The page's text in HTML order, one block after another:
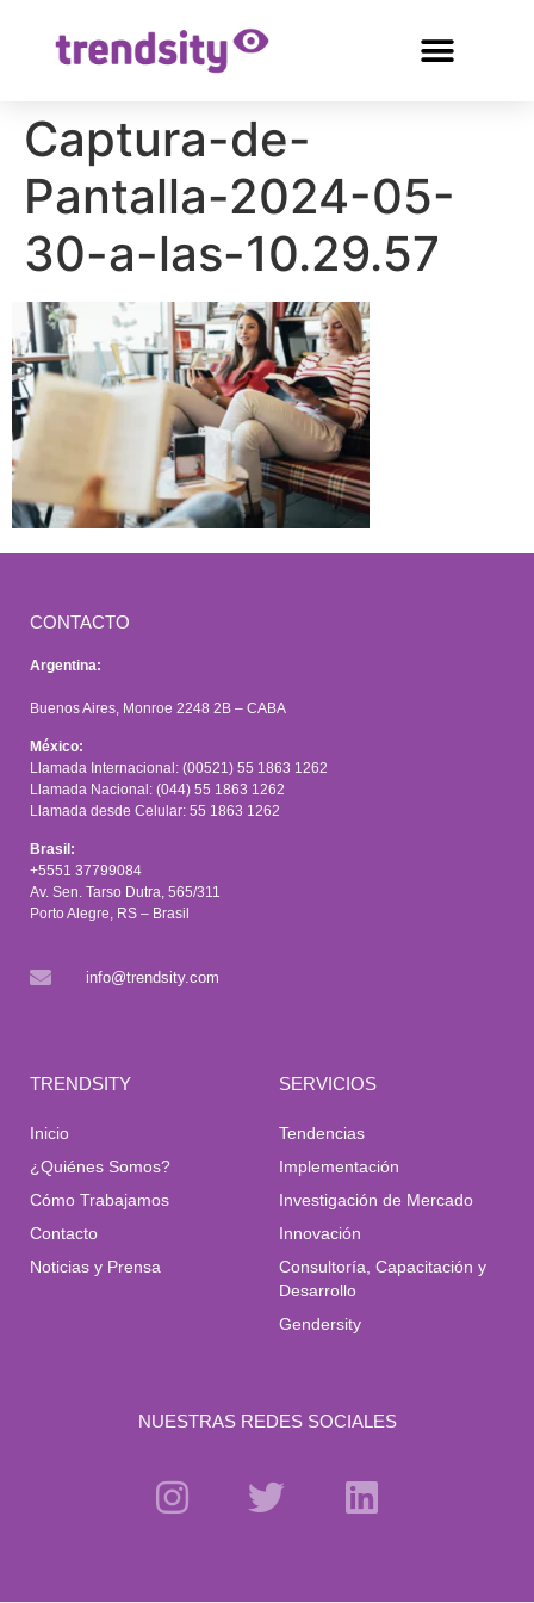
Captura-de-
Pantalla-2024-05-
30-a-las-10.29.57
CONTACTO
Argentina:
Buenos Aires, Monroe 2248 2B – CABA
México:
Llamada Internacional: (00521) 55 1863 1262
Llamada Nacional: (044) 55 1863 1262
Llamada desde Celular: 55 1863 1262
Brasil:
+5551 37799084
Av. Sen. Tarso Dutra, 565/311
Porto Alegre, RS – Brasil
info@trendsity.com
TRENDSITY
Inicio
¿Quiénes Somos?
Cómo Trabajamos
Contacto
Noticias y Prensa
SERVICIOS
Tendencias
Implementación
Investigación de Mercado
Innovación
Consultoría, Capacitación y
Desarrollo
Gendersity
NUESTRAS REDES SOCIALES